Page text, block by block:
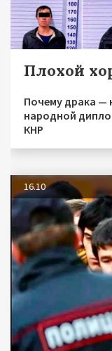
Плохой
Почему драка —
народной
КНР
16.10